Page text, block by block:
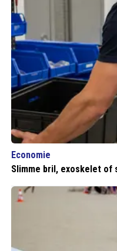
Economie
Slimme bril, exoskelet of